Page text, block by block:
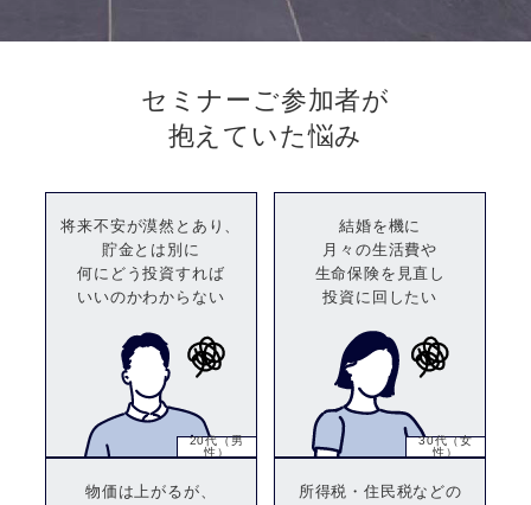
セミナーご参加者が
抱えていた悩み
将来不安が漠然とあり、
貯金とは別に
何にどう投資すれば
いいのかわからない
20代（男
性）
結婚を機に
月々の生活費や
生命保険を見直し
投資に回したい
30代（女
性）
物価は上がるが、
所得税・住民税などの